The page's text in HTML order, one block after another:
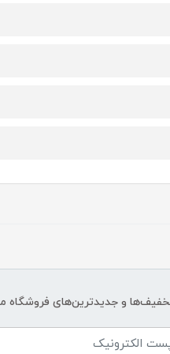
و جدیدترین‌های فروشگاه